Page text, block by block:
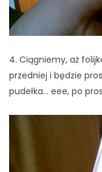
4. Ciągniemy, aż
przedniej i będzie
pudełka… eee, po